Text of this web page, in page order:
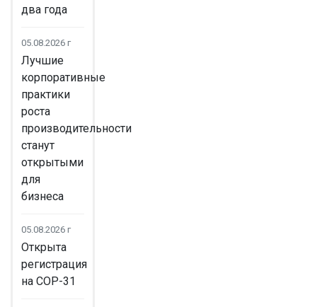
два года
05.08.2026 г
Лучшие
корпоративные
практики
роста
производительности
станут
открытыми
для
бизнеса
05.08.2026 г
Открыта
регистрация
на COP-31